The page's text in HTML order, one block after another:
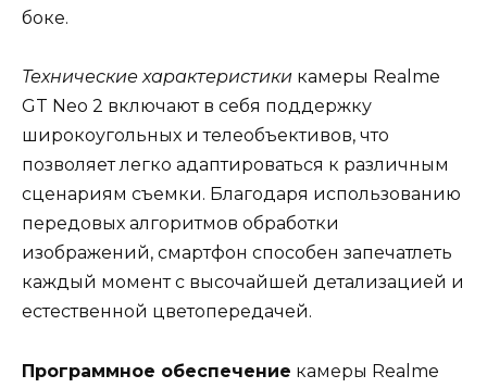
боке.
Технические характеристики камеры Realme
GT Neo 2 включают в себя поддержку
широкоугольных и телеобъективов, что
позволяет легко адаптироваться к различным
сценариям съемки. Благодаря использованию
передовых алгоритмов обработки
изображений, смартфон способен запечатлеть
каждый момент с высочайшей детализацией и
естественной цветопередачей.
Программное обеспечение камеры Realme